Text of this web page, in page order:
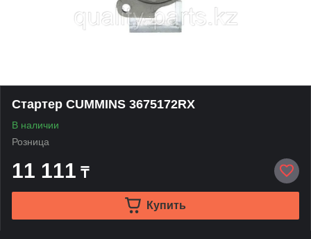
Стартер CUMMINS 3675172RX
В наличии
Розница
11 111 ₸
Купить